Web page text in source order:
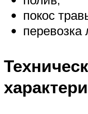
покос
перевозка